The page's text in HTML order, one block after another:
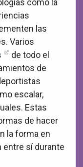
como la
las
Varios
de todo el
de
escalar,
Estas
de hacer
la forma en
entre sí durante